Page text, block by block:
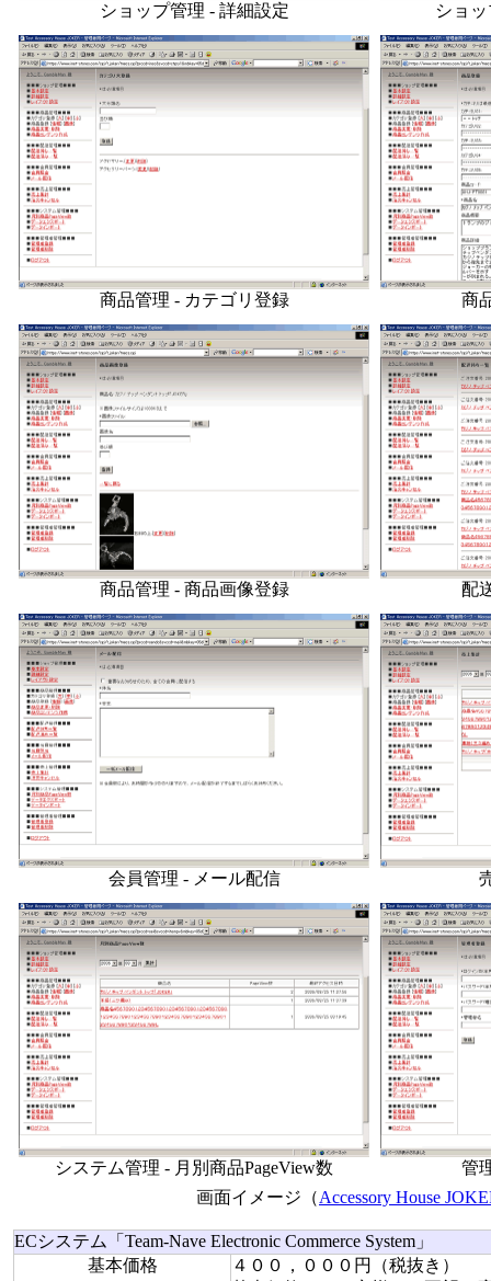
ショップ管理 - 詳細設定 ショ
商品管理 - カテゴリ登録 商
商品管理 - 商品画像登録 配
会員管理 - メール配信
システム管理 - 月別商品PageView数
管
画面イメージ（Accessory House
ECシステム「Team-Nave Electronic Commerce System」
基本価格
４００，０００円（税抜き）